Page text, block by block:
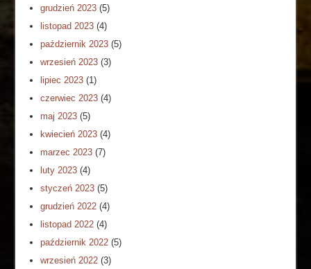
grudzień 2023 (5)
listopad 2023 (4)
październik 2023 (5)
wrzesień 2023 (3)
lipiec 2023 (1)
czerwiec 2023 (4)
maj 2023 (5)
kwiecień 2023 (4)
marzec 2023 (7)
luty 2023 (4)
styczeń 2023 (5)
grudzień 2022 (4)
listopad 2022 (4)
październik 2022 (5)
wrzesień 2022 (3)